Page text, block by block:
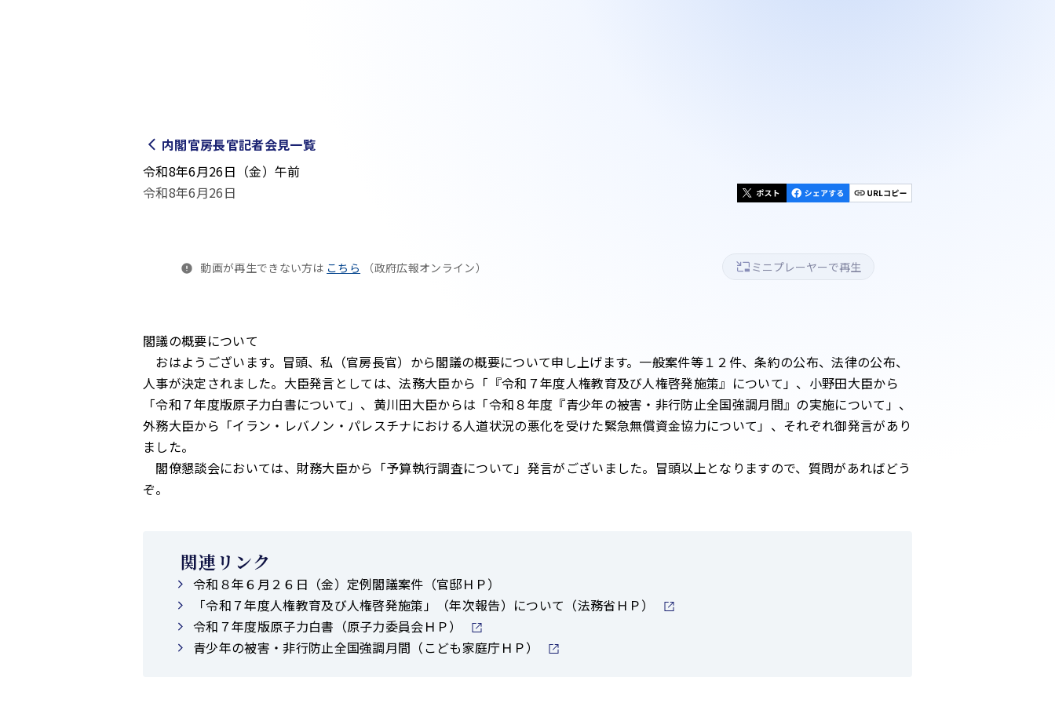
内閣官房長官記者会見一覧
令和8年6月26日（金）午前
令和8年6月26日
動画が再生できない方は こちら （政府広報オンライン） ミニプレーヤーで再生
閣議の概要について
おはようございます。冒頭、私（官房長官）から閣議の概要について申し上げます。一般案件等１２件、条約の公布、法律の公布、
人事が決定されました。大臣発言としては、法務大臣から「『令和７年度人権教育及び人権啓発施策』について」、小野田大臣から
「令和７年度版原子力白書について」、黄川田大臣からは「令和８年度『青少年の被害・非行防止全国強調月間』の実施について」、
外務大臣から「イラン・レバノン・パレスチナにおける人道状況の悪化を受けた緊急無償資金協力について」、それぞれ御発言があり
ました。
閣僚懇談会においては、財務大臣から「予算執行調査について」発言がございました。冒頭以上となりますので、質問があればどう
ぞ。
関連リンク
令和８年６月２６日（金）定例閣議案件（官邸ＨＰ）
「令和７年度人権教育及び人権啓発施策」（年次報告）について（法務省ＨＰ）
令和７年度版原子力白書（原子力委員会ＨＰ）
青少年の被害・非行防止全国強調月間（こども家庭庁ＨＰ）